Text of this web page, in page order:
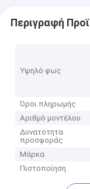
Περιγραφή
Υψηλό φως
Όροι πληρωμής
Αριθμό μοντέλου
Δυνατότητα
προσφοράς
Μάρκα
Πιστοποίηση